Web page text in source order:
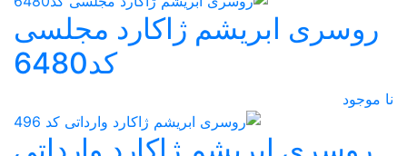
روسری ابریشم ژاکارد مجلسی
کد6480
نا موجود